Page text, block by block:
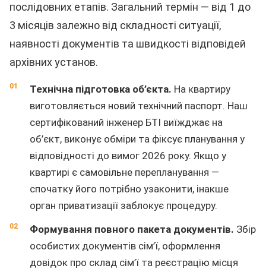
послідовних етапів. Загальний термін — від 1 до
3 місяців залежно від складності ситуації,
наявності документів та швидкості відповідей
архівних установ.
Технічна підготовка об’єкта. На квартиру
виготовляється новий технічний паспорт. Наш
сертифікований інженер БТІ виїжджає на
об’єкт, виконує обміри та фіксує планування у
відповідності до вимог 2026 року. Якщо у
квартирі є самовільне перепланування —
спочатку його потрібно узаконити, інакше
орган приватизації заблокує процедуру.
Формування повного пакета документів. Збір
особистих документів сім’ї, оформлення
довідок про склад сім’ї та реєстрацію місця